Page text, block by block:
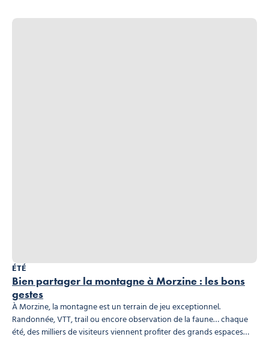
Bien partager la montagne à Morzine : les bons
gestes
ÉTÉ
À Morzine, la montagne est un terrain de jeu exceptionnel.
Randonnée, VTT, trail ou encore observation de la faune… chaque
été, des milliers de visiteurs viennent profiter des grands espaces